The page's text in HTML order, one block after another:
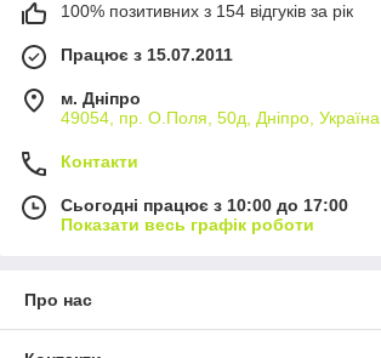
100% позитивних з 154 відгуків за рік
Працює з 15.07.2011
м. Дніпро
49054, пр. О.Поля, 50д, Дніпро, Україна
Контакти
Сьогодні працює з 10:00 до 17:00
Показати весь графік роботи
Про нас